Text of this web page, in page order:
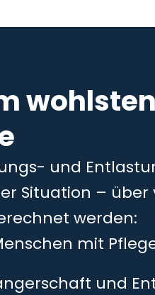
und
Situation – über
werden:
mit
und